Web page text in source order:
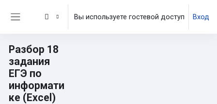
Перейти к основному содержанию
Вы используете гостевой доступ Вход
Разбор 18
задания
ЕГЭ по
информати
ке (Excel)